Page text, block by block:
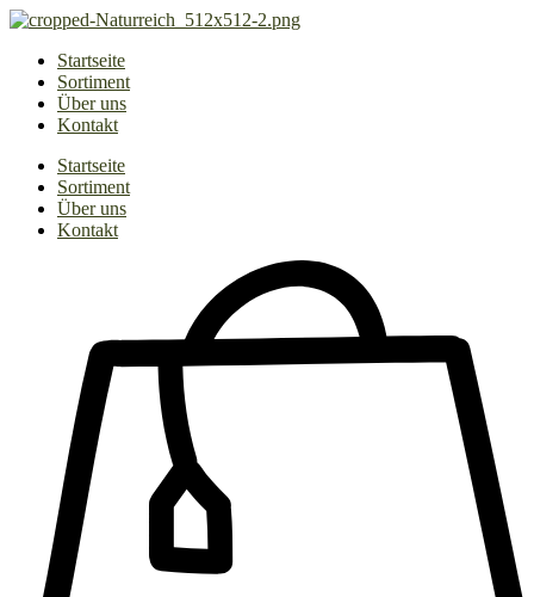
Zum
springenStartseite
Sortiment
Über uns
Kontakt
Startseite
Sortiment
Über uns
Kontakt